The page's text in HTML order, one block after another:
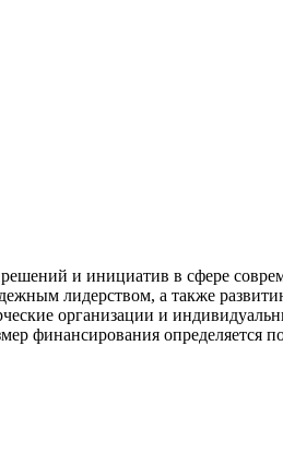
и инициатив в сфере
лидерством, а также
организации и
финансирования определяется